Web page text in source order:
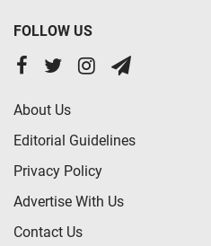
FOLLOW US
About Us
Editorial Guidelines
Privacy Policy
Advertise With Us
Contact Us